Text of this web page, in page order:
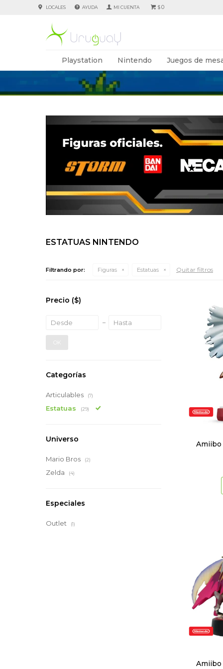
Playstation Nintendo Juegos de
$0
LOCALES AYUDA
ESTATUAS NINTENDO
Filtrando por: Figuras Estatuas Quitar filtros
Amiibo
Categorías
Articulables (7)
Estatuas (29)
Precio ($)
OK
Especiales
Outlet (1)
Universo
Mario Bros (2)
Zelda (4)